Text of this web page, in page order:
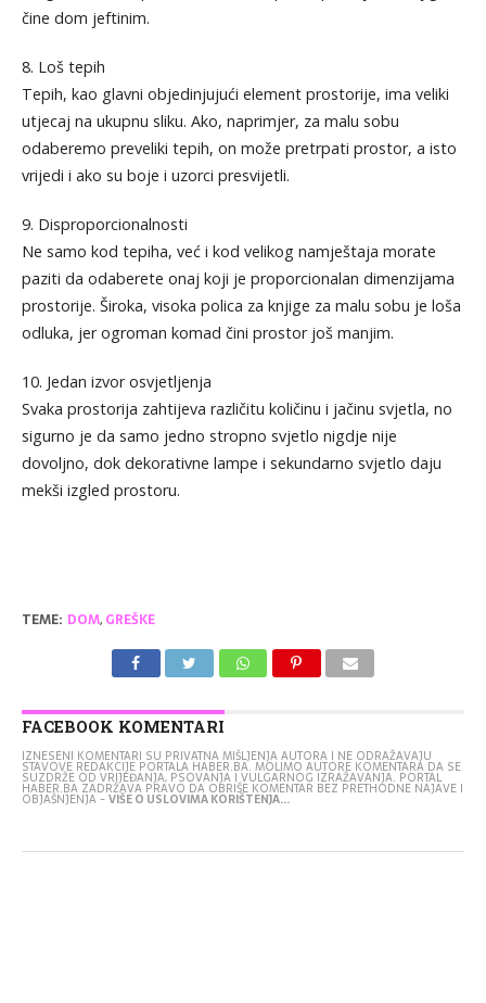
čine dom jeftinim.
8. Loš tepih
Tepih, kao glavni objedinjujući element prostorije, ima veliki
utjecaj na ukupnu sliku. Ako, naprimjer, za malu sobu
odaberemo preveliki tepih, on može pretrpati prostor, a isto
vrijedi i ako su boje i uzorci presvijetli.
9. Disproporcionalnosti
Ne samo kod tepiha, već i kod velikog namještaja morate
paziti da odaberete onaj koji je proporcionalan dimenzijama
prostorije. Široka, visoka polica za knjige za malu sobu je loša
odluka, jer ogroman komad čini prostor još manjim.
10. Jedan izvor osvjetljenja
Svaka prostorija zahtijeva različitu količinu i jačinu svjetla, no
sigurno je da samo jedno stropno svjetlo nigdje nije
dovoljno, dok dekorativne lampe i sekundarno svjetlo daju
mekši izgled prostoru.
TEME: DOM, GREŠKE
FACEBOOK KOMENTARI
IZNESENI KOMENTARI SU PRIVATNA MIŠLJENJA AUTORA I NE ODRAŽAVAJU
STAVOVE REDAKCIJE PORTALA HABER.BA. MOLIMO AUTORE KOMENTARA DA SE
SUZDRŽE OD VRIJEĐANJA, PSOVANJA I VULGARNOG IZRAŽAVANJA. PORTAL
HABER.BA ZADRŽAVA PRAVO DA OBRIŠE KOMENTAR BEZ PRETHODNE NAJAVE I
OBJAŠNJENJA -VIŠE O USLOVIMA KORIŠTENJA...